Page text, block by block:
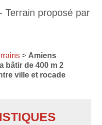
Terrain proposé par
> Amiens
bâtir de 400 m 2
ville et rocade